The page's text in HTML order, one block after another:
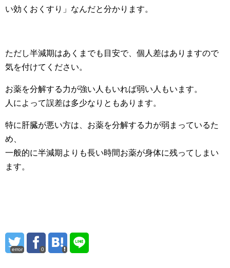
い効くおくすり」なんだと分かります。
ただし半減期はあくまでも目安で、個人差はありますので
気を付けてください。
お薬を分解する力が強い人もいれば弱い人もいます。
人によって誤差は多少なりともあります。
特に肝臓が悪い方は、お薬を分解する力が弱まっているた
め、
一般的に半減期よりも長い時間お薬が身体に残ってしまい
ます。
error 0